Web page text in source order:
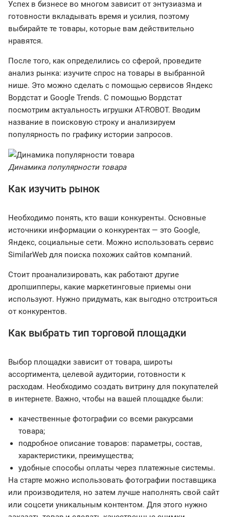
Успех в бизнесе во многом зависит от энтузиазма и
готовности вкладывать время и усилия, поэтому
выбирайте те товары, которые вам действительно
нравятся.
После того, как определились со сферой, проведите
анализ рынка: изучите спрос на товары в выбранной
нише. Это можно сделать с помощью сервисов Яндекс
Вордстат и Google Trends. С помощью Вордстат
посмотрим актуальность игрушки AT-ROBOT. Вводим
название в поисковую строку и анализируем
популярность по графику истории запросов.
Динамика популярности товара
Как изучить рынок
Необходимо понять, кто ваши конкуренты. Основные
источники информации о конкурентах — это Google,
Яндекс, социальные сети. Можно использовать сервис
SimilarWeb для поиска похожих сайтов компаний.
Стоит проанализировать, как работают другие
дропшипперы, какие маркетинговые приемы они
используют. Нужно придумать, как выгодно отстроиться
от конкурентов.
Как выбрать тип торговой площадки
Выбор площадки зависит от товара, широты
ассортимента, целевой аудитории, готовности к
расходам. Необходимо создать витрину для покупателей
в интернете. Важно, чтобы на вашей площадке были:
качественные фотографии со всеми ракурсами
товара;
подробное описание товаров: параметры, состав,
характеристики, преимущества;
удобные способы оплаты через платежные системы.
На старте можно использовать фотографии поставщика
или производителя, но затем лучше наполнять свой сайт
или соцсети уникальным контентом. Для этого нужно